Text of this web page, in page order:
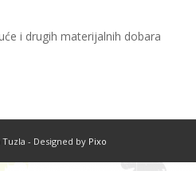
i drugih materijalnih dobara
- Designed by Pixo